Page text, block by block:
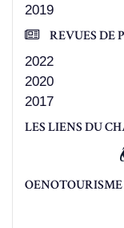
2019
REVUES DE
2022
2020
2017
LES LIENS DU
OENOTOURISME